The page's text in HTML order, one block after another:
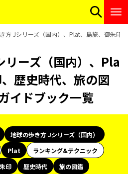
方 Jシリーズ（国内）、Plat、島旅、御朱印
リーズ（国内）、Pla
歴史時代、旅の図
イドブック一覧
地球の歩き方 Jシリーズ（国内）
Plat
ランキング&テクニック
印 歴史時代
旅の図鑑